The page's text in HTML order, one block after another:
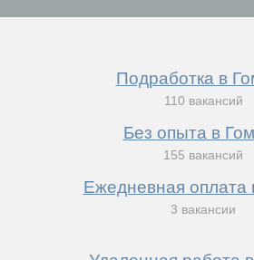
Подработка в
110 вакансий
Без опыта в
155 вакансий
Ежедневная оплата
3 вакансии